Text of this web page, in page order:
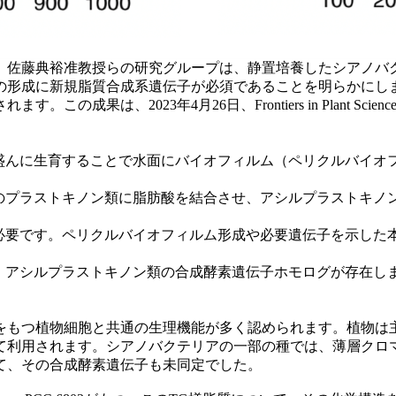
典裕准教授らの研究グループは、静置培養したシアノバ
成に新規脂質合成系遺伝子が必須であることを明らかに
す。この成果は、2023年4月26日、Frontiers in Plant
に生育することで水面にバイオフィルム（ペリクルバイ
ラストキノン類に脂肪酸を結合させ、アシルプラストキ
です。ペリクルバイオフィルム形成や必要遺伝子を示し
シルプラストキノン類の合成酵素遺伝子ホモログが存在
つ植物細胞と共通の生理機能が多く認められます。植物
用されます。シアノバクテリアの一部の種では、薄層ク
その合成酵素遺伝子も未同定でした。